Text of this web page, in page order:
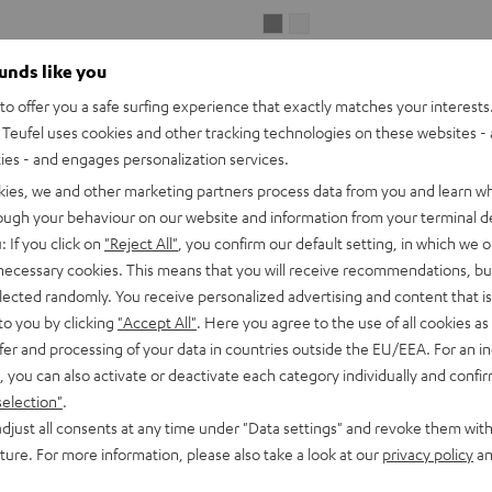
und bester Raumklang
Preis
Unser beliebtes Radio mit
like you
offer you a safe surfing experience that exactly matches your
uses cookies and other tracking technologies on these websites -
- and engages personalization services.
we and other marketing partners process data from you and learn
your behaviour on our website and information from your terminal
If you click on "Reject All" , you confirm our default setting, in which we
cookies. This means that you will receive recommendations,
randomly. You receive personalized advertising and content that
you by clicking "Accept All" . Here you agree to the use of all cookies
and processing of your data in countries outside the EU/EEA. For an
you can also activate or deactivate each category individually and
all consents at any time under "Data settings" and revoke them
For more information, please also take a look at our privacy policy